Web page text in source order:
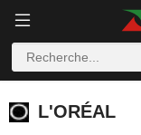
L'ORÉAL
L'ORÉAL